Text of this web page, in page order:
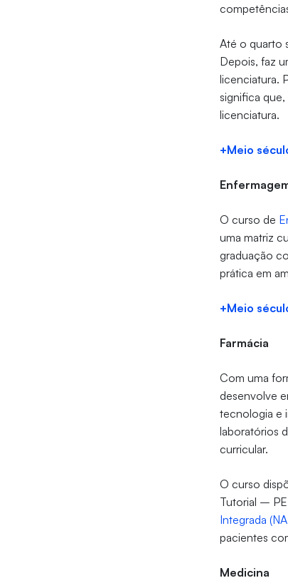
Até o quarto
Depois, faz
licenciatura.
significa
licenciatura.
+Meio
O curso de
uma matriz
graduação
prática em
+Meio
Farmácia
Com uma
desenvolve
tecnologia e
laboratórios
curricular.
O curso
Tutorial –
Integrada
pacientes
Medicina